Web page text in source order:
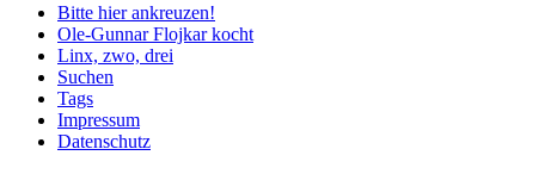
Bitte hier ankreuzen!
Ole-Gunnar Flojkar kocht
Linx, zwo, drei
Suchen
Tags
Impressum
Datenschutz